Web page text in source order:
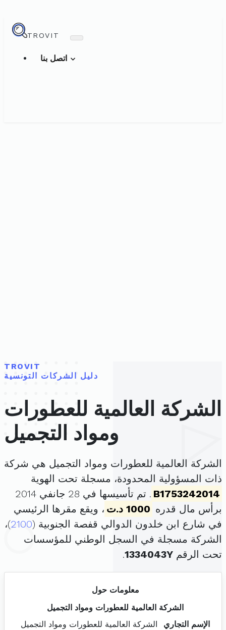
TROVIT
TROVIT
دليل الشركات التونسية
الشركة العالمية للعطورات
ومواد التجميل
الشركة العالمية للعطورات ومواد التجميل هي شركة
ذات المسؤولية المحدودة، مسجلة تحت الهوية
B1753242014
. تم تأسيسها في 28 جانفي 2014
برأس مال قدره 1000 د.ت
، ويقع مقرها الرئيسي
في شارع ابن خلدون الدوالي قفصة الجنوبية (2100)،
الشركة مسجلة في السجل الوطني للمؤسسات
تحت الرقم 1334043Y
.
معلومات حول
الشركة العالمية للعطورات ومواد التجميل
الإسم التجاري
الشركة العالمية للعطورات ومواد التجميل